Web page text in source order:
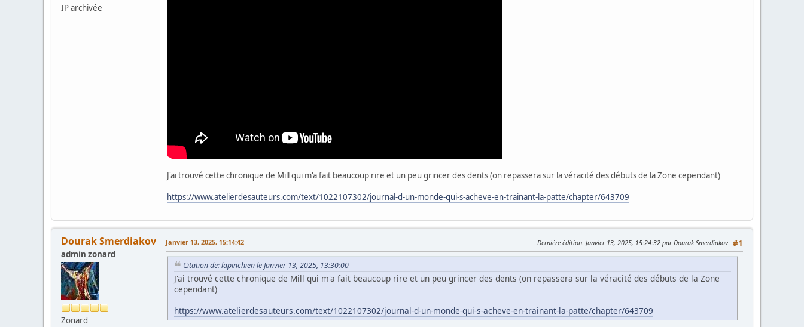
IP archivée
J'ai trouvé cette chronique de Mill qui m'a fait beaucoup rire et un peu grincer des dents (on repassera sur la véracité des débuts de la Zone cependant)
https://www.atelierdesauteurs.com/text/1022107302/journal-d-un-monde-qui-s-acheve-en-trainant-la-patte/chapter/643709
Dourak Smerdiakov
admin zonard
Zonard
#1
Janvier 13, 2025, 15:14:42 Dernière édition: Janvier 13, 2025, 15:24:32 par Dourak Smerdiakov
Citation de: lapinchien le Janvier 13, 2025, 13:30:00
J'ai trouvé cette chronique de Mill qui m'a fait beaucoup rire et un peu grincer des dents (on repassera sur la véracité des débuts de la Zone
cependant)
https://www.atelierdesauteurs.com/text/1022107302/journal-d-un-monde-qui-s-acheve-en-trainant-la-patte/chapter/643709